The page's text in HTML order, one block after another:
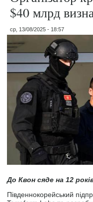
$40 млрд
ср, 13/08/2025 - 18:57
До Квон сяде на 12
Південнокорейський